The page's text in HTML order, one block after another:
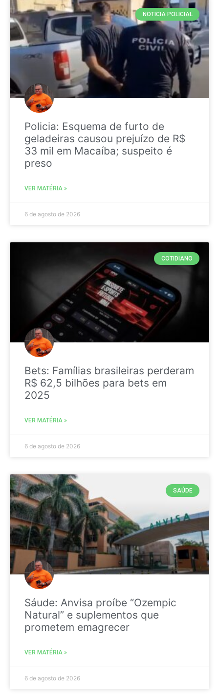
NOTICIA POLICIAL
Policia: Esquema de furto de
geladeiras causou prejuízo de R$
33 mil em Macaíba; suspeito é
preso
VER MATÉRIA »
6 de agosto de 2026
COTIDIANO
Bets: Famílias brasileiras perderam
R$ 62,5 bilhões para bets em
2025
VER MATÉRIA »
6 de agosto de 2026
SAÚDE
Sáude: Anvisa proíbe “Ozempic
Natural” e suplementos que
prometem emagrecer
VER MATÉRIA »
6 de agosto de 2026